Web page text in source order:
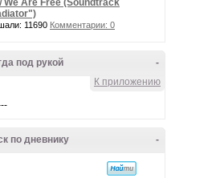
We Are Free (Soundtrack
11690 Комментарии: 0
-
под рукой
К приложению
-
по дневнику